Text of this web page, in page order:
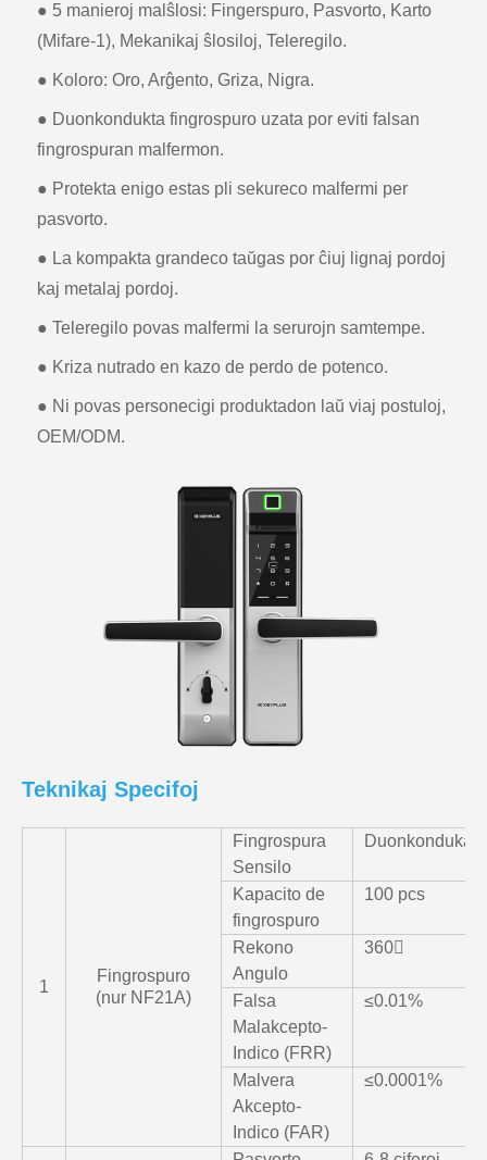
● 5 manieroj malŝlosi: Fingerspuro, Pasvorto, Karto
(Mifare-1), Mekanikaj ŝlosiloj, Teleregilo.
● Koloro: Oro, Arĝento, Griza, Nigra.
● Duonkondukta fingrospuro uzata por eviti falsan
fingrospuran malfermon.
● Protekta enigo estas pli sekureco malfermi per
pasvorto.
● La kompakta grandeco taŭgas por ĉiuj lignaj pordoj
kaj metalaj pordoj.
● Teleregilo povas malfermi la serurojn samtempe.
● Kriza nutrado en kazo de perdo de potenco.
● Ni povas personecigi produktadon laŭ viaj postuloj,
OEM/ODM.
Teknikaj Specifoj
1
Fingrospuro
(nur NF21A)
Fingrospura
Sensilo
Kapacito de
fingrospuro
100 pcs
Rekono
Angulo
360〫
Falsa
Malakcepto-
Indico (FRR)
≤0.01%
Malvera
Akcepto-
Indico (FAR)
≤0.0001%